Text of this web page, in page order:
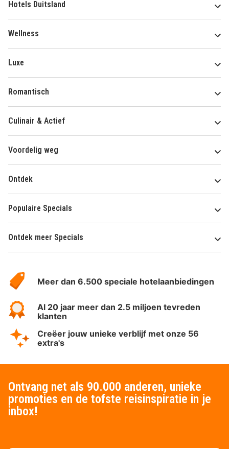
Hotels Duitsland
Wellness
Luxe
Romantisch
Culinair & Actief
Voordelig weg
Ontdek
Populaire Specials
Ontdek meer Specials
HotelSpecials
Meer dan 6.500 speciale hotelaanbiedingen
Al 20 jaar meer dan 2.5 miljoen tevreden
klanten
Creëer jouw unieke verblijf met onze 56
extra's
Ontvang net als 90.000 anderen, unieke
promoties en de tofste reisinspiratie in je
inbox!